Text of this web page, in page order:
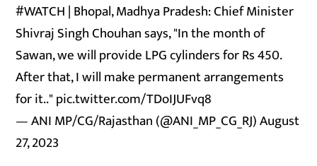
#WATCH| Bhopal, Madhya Pradesh: Chief Minister
Shivraj Singh Chouhan says, "In the month of
Sawan, we will provide LPG cylinders for Rs 450.
After that, I will make permanent arrangements
for it.."pic.twitter.com/TDoIJUFvq8
— ANI MP/CG/Rajasthan (@ANI_MP_CG_RJ)August
27, 2023